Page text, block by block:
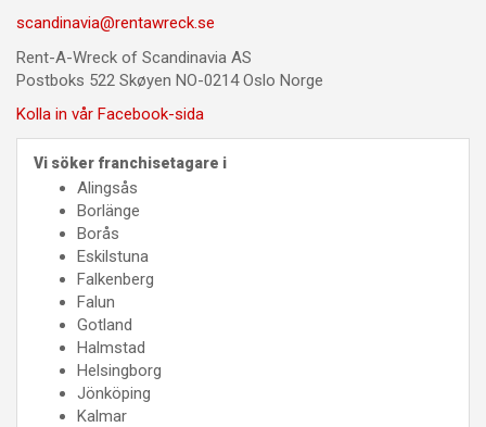
scandinavia@rentawreck.se
Rent-A-Wreck of Scandinavia AS
Postboks 522 Skøyen NO-0214 Oslo Norge
Kolla in vår Facebook-sida
Vi söker franchisetagare i
Alingsås
Borlänge
Borås
Eskilstuna
Falkenberg
Falun
Gotland
Halmstad
Helsingborg
Jönköping
Kalmar